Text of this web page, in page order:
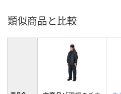
類似商品と比較